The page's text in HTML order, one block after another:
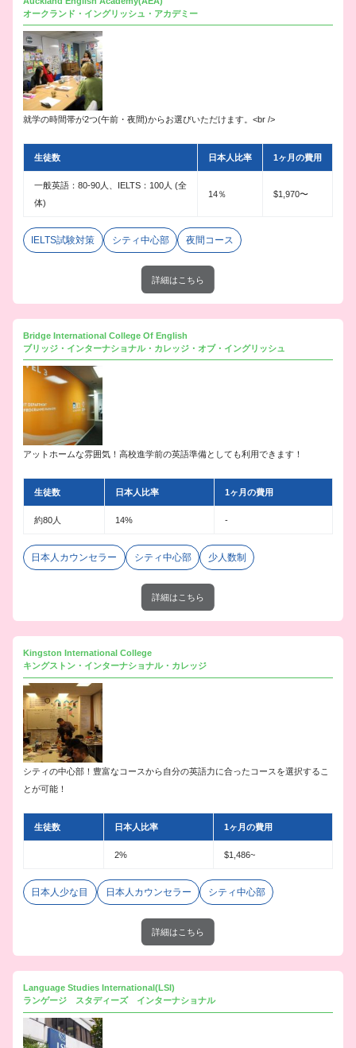
オークランド・イングリッシュ・アカデミー
就学の時間帯が2つ(午前・夜間)からお選びいただけます。<br />
生徒数 日本人比率 1ヶ月の費用
一般英語：80-90人、IELTS：100人 (全
体)
14％ $1,970〜
IELTS試験対策 シティ中心部 夜間コース
詳細はこちら
Bridge International College Of English
ブリッジ・インターナショナル・カレッジ・オブ・イングリッシュ
アットホームな雰囲気！高校進学前の英語準備としても利用できます！
生徒数 日本人比率 1ヶ月の費用
約80人 14% -
日本人カウンセラー シティ中心部 少人数制
詳細はこちら
Kingston International College
キングストン・インターナショナル・カレッジ
シティの中心部！豊富なコースから自分の英語力に合ったコースを選択するこ
とが可能！
生徒数 日本人比率 1ヶ月の費用
2% $1,486~
日本人少な目 日本人カウンセラー シティ中心部
詳細はこちら
Language Studies International(LSI)
ランゲージ スタディーズ インターナショナル